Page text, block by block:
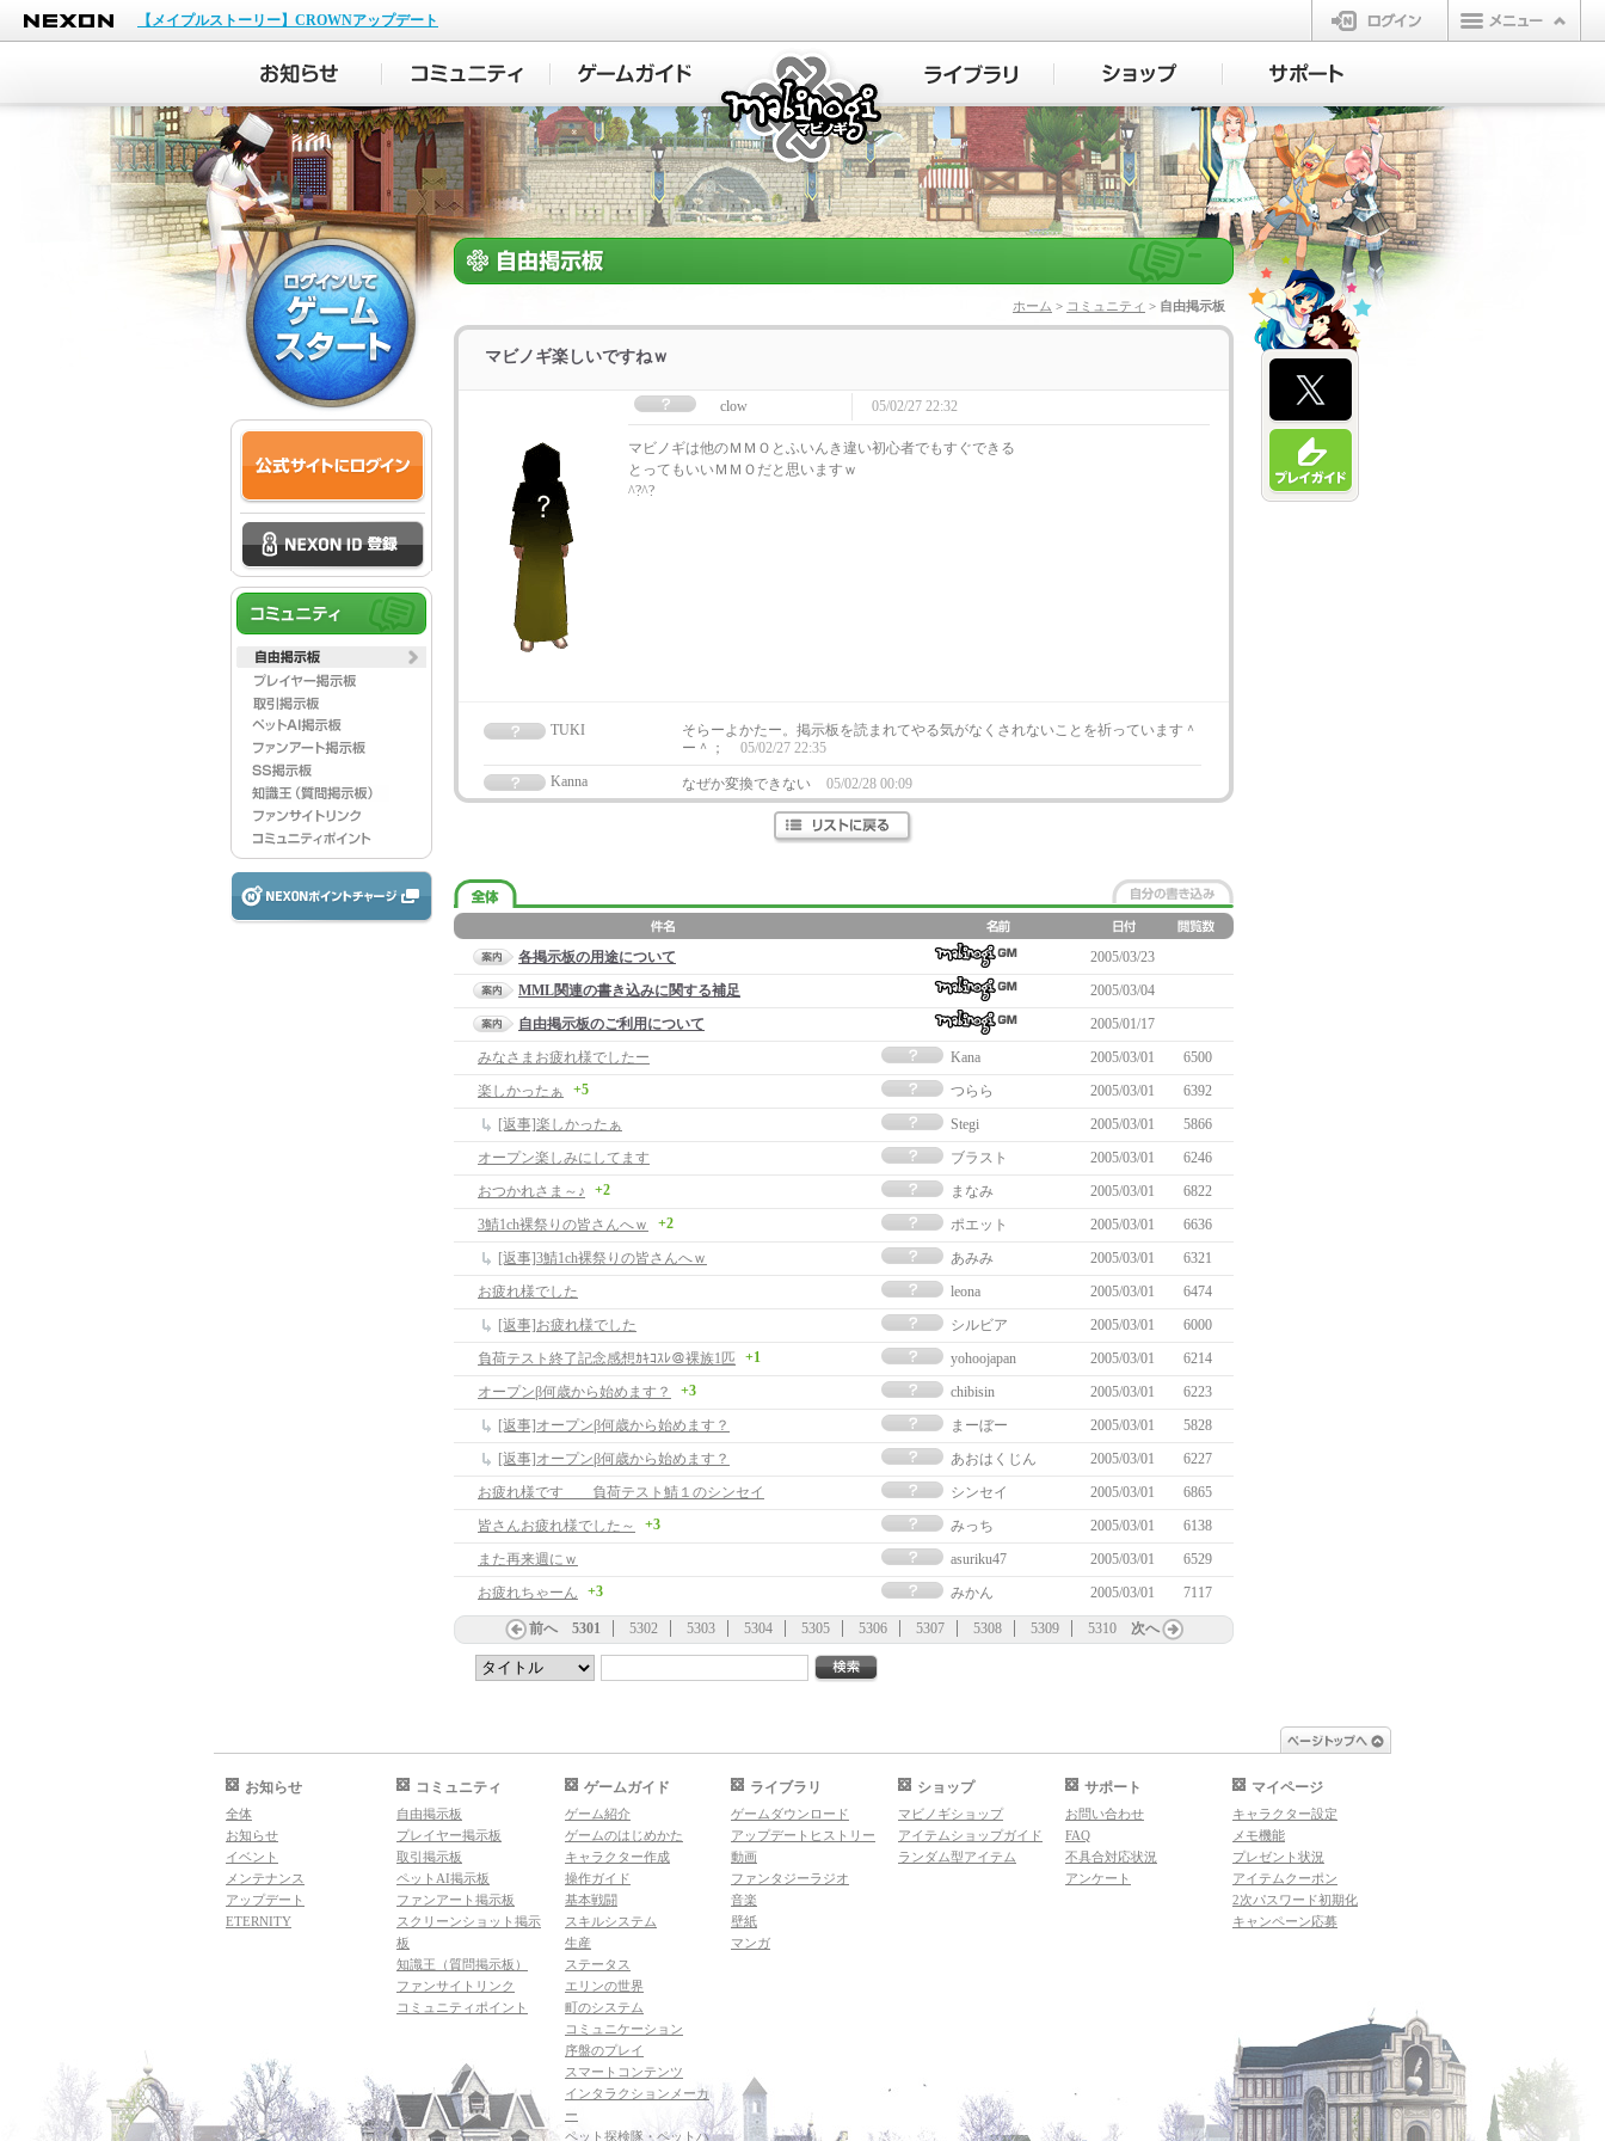
NEXON
【メイプルストーリー】CROWNアップデート
ログイン
マビノギ
ホーム > コミュニティ > 自由掲示板
マビノギ楽しいですねｗ
clow 05/02/27 22:32
マビノギは他のＭＭＯとふいんき違い初心者でもすぐできる
とってもいいＭＭＯだと思いますｗ
^?^?
TUKI
そらーよかたー。掲示板を読まれてやる気がなくされないことを祈っています＾
ー＾；
05/02/27 22:35
Kanna
なぜか変換できない 05/02/28 00:09
各掲示板の用途について
2005/03/23
MML関連の書き込みに関する補足
2005/03/04
自由掲示板のご利用について
2005/01/17
みなさまお疲れ様でしたー
Kana 2005/03/01
6500
楽しかったぁ
+5 つらら 2005/03/01
6392
[返事]楽しかったぁ
Stegi 2005/03/01
5866
オープン楽しみにしてます
ブラスト 2005/03/01
6246
おつかれさま～♪
+2 まなみ 2005/03/01
6822
3鯖1ch裸祭りの皆さんへｗ
+2 ポエット 2005/03/01
6636
[返事]3鯖1ch裸祭りの皆さんへｗ
あみみ 2005/03/01
6321
お疲れ様でした
leona 2005/03/01
6474
[返事]お疲れ様でした
シルビア 2005/03/01
6000
負荷テスト終了記念感想ｶｷｺｽﾚ＠裸族1匹
+1 yohoojapan 2005/03/01
6214
オープンβ何歳から始めます？
+3 chibisin 2005/03/01
6223
[返事]オープンβ何歳から始めます？
まーぼー 2005/03/01
5828
[返事]オープンβ何歳から始めます？
あおはくじん 2005/03/01
6227
お疲れ様です 負荷テスト鯖１のシンセイ
シンセイ 2005/03/01
6865
皆さんお疲れ様でした～
+3 みっち 2005/03/01
6138
また再来週にｗ
asuriku47 2005/03/01
6529
お疲れちゃーん
+3 みかん 2005/03/01 7117
前へ 5301 5302 5303 5304 5305 5306 5307 5308 5309 5310 次へ
お知らせ
全体
お知らせ
イベント
メンテナンス
アップデート
ETERNITY
コミュニティ
自由掲示板
プレイヤー掲示板
取引掲示板
ペットAI掲示板
ファンアート掲示板
スクリーンショット掲示
板
知識王（質問掲示板）
ファンサイトリンク
コミュニティポイント
ゲームガイド
ゲーム紹介
ゲームのはじめかた
キャラクター作成
操作ガイド
基本戦闘
スキルシステム
生産
ステータス
エリンの世界
町のシステム
コミュニケーション
序盤のプレイ
スマートコンテンツ
インタラクションメーカ
ー
ペット探検隊・ペットハ
ライブラリ
ゲームダウンロード
アップデートヒストリー
動画
ファンタジーラジオ
音楽
壁紙
マンガ
ショップ
マビノギショップ
アイテムショップガイド
ランダム型アイテム
サポート
お問い合わせ
FAQ
不具合対応状況
アンケート
マイページ
キャラクター設定
メモ機能
プレゼント状況
アイテムクーポン
2次パスワード初期化
キャンペーン応募